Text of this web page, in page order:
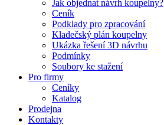
Jak objednat návrh koupelny?
Ceník
Podklady pro zpracování
Kladečský plán koupelny
Ukázka řešení 3D návrhu
Podmínky
Soubory ke stažení
Pro firmy
Ceníky
Katalog
Prodejna
Kontakty